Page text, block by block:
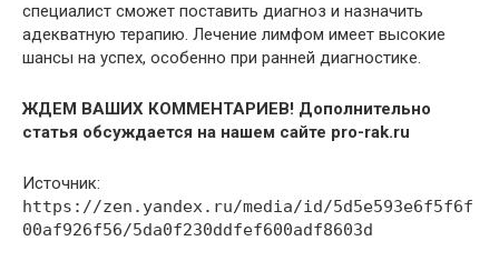
специалист сможет поставить диагноз и назначить
адекватную терапию. Лечение лимфом имеет высокие
шансы на успех, особенно при ранней диагностике.
ЖДЕМ ВАШИХ КОММЕНТАРИЕВ! Дополнительно
статья обсуждается на нашем сайте pro-rak.ru
Источник:
https://zen.yandex.ru/media/id/5d5e593e6f5f6f
00af926f56/5da0f230ddfef600adf8603d